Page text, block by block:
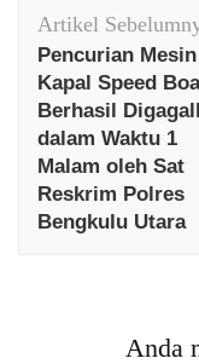
Artikel
Artikel
Pencurian Mesin
Kapal Speed
Berhasil
dalam Waktu 1
Malam oleh Sat
Reskrim Polres
Bengkulu Utara
Anda